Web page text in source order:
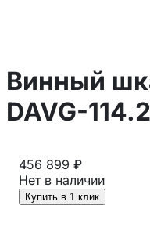
Винный
DAVG-
456 899 ₽
Нет в наличии
Купить в 1 клик